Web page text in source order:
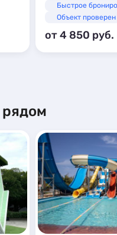
Быстрое
Объект проверен
от 4 850